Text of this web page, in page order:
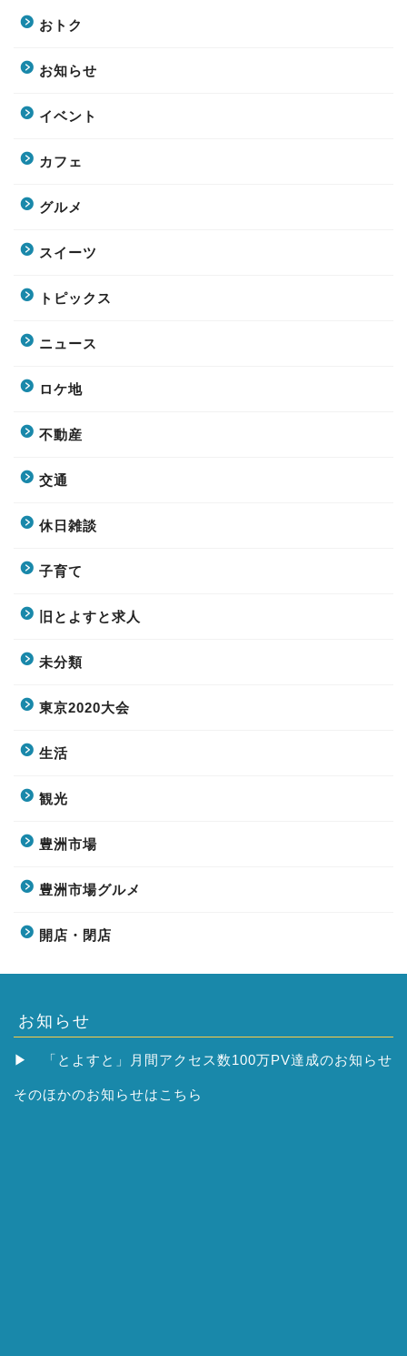
おトク
お知らせ
イベント
カフェ
グルメ
スイーツ
トピックス
ニュース
ロケ地
不動産
交通
休日雑談
子育て
旧とよすと求人
未分類
東京2020大会
生活
観光
豊洲市場
豊洲市場グルメ
開店・閉店
お知らせ
▶ 「とよすと」月間アクセス数100万PV達成のお知らせ
そのほかのお知らせはこちら